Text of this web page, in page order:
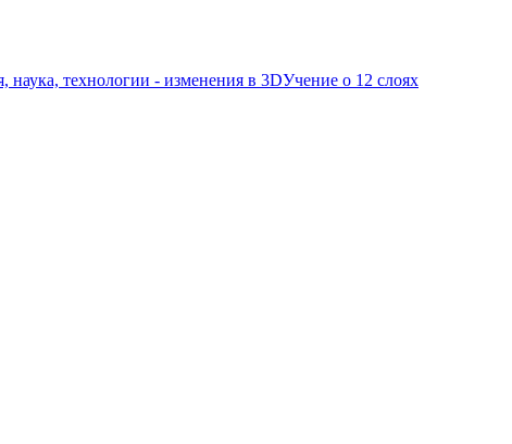
наука, технологии - изменения в 3DУчение о 12 слоях